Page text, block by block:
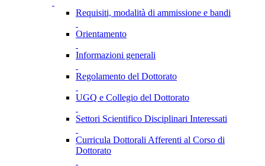
Requisiti, modalità di ammissione e bandi
Orientamento
Informazioni generali
Regolamento del Dottorato
UGQ e Collegio del Dottorato
Settori Scientifico Disciplinari Interessati
Curricula Dottorali Afferenti al Corso di
Dottorato